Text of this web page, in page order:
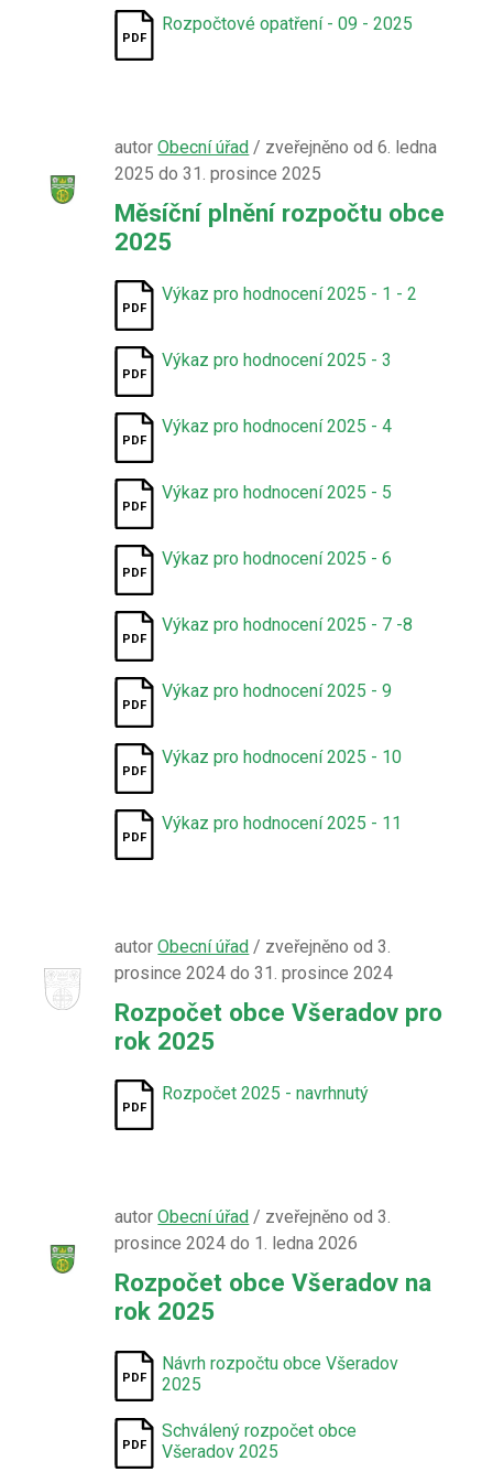
Rozpočtové opatření - 09 - 2025
autorObecní úřad / zveřejněno od 6. ledna
2025 do 31. prosince 2025
Měsíční plnění rozpočtu obce
2025
Výkaz pro hodnocení 2025 - 1 - 2
Výkaz pro hodnocení 2025 - 3
Výkaz pro hodnocení 2025 - 4
Výkaz pro hodnocení 2025 - 5
Výkaz pro hodnocení 2025 - 6
Výkaz pro hodnocení 2025 - 7 -8
Výkaz pro hodnocení 2025 - 9
Výkaz pro hodnocení 2025 - 10
Výkaz pro hodnocení 2025 - 11
autorObecní úřad / zveřejněno od 3.
prosince 2024 do 31. prosince 2024
Rozpočet obce Všeradov pro
rok 2025
Rozpočet 2025 - navrhnutý
autorObecní úřad / zveřejněno od 3.
prosince 2024 do 1. ledna 2026
Rozpočet obce Všeradov na
rok 2025
Návrh rozpočtu obce Všeradov
2025
Schválený rozpočet obce
Všeradov 2025